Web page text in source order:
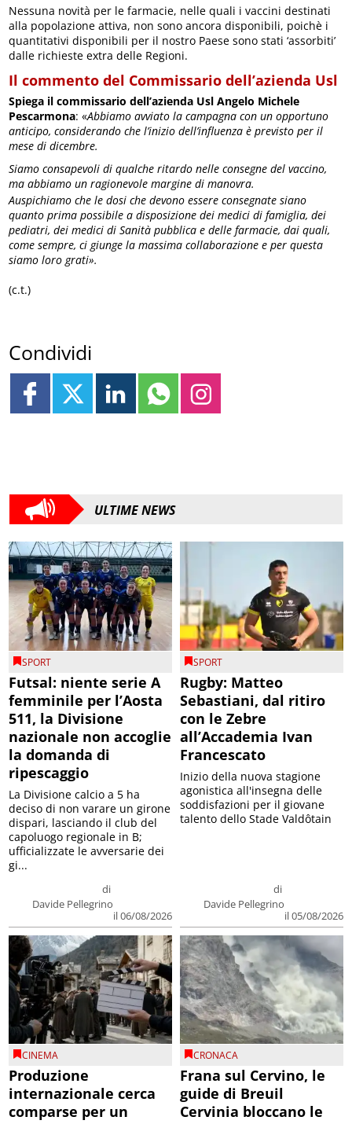
Nessuna novità per le farmacie, nelle quali i vaccini destinati
alla popolazione attiva, non sono ancora disponibili, poichè i
quantitativi disponibili per il nostro Paese sono stati ‘assorbiti’
dalle richieste extra delle Regioni.
Il commento del Commissario dell’azienda Usl
Spiega il commissario dell’azienda Usl Angelo Michele
Pescarmona: «Abbiamo avviato la campagna con un opportuno
anticipo, considerando che l’inizio dell’influenza è previsto per il
mese di dicembre.
Siamo consapevoli di qualche ritardo nelle consegne del vaccino,
ma abbiamo un ragionevole margine di manovra.
Auspichiamo che le dosi che devono essere consegnate siano
quanto prima possibile a disposizione dei medici di famiglia, dei
pediatri, dei medici di Sanità pubblica e delle farmacie, dai quali,
come sempre, ci giunge la massima collaborazione e per questa
siamo loro grati».
(c.t.)
Condividi
ULTIME NEWS
SPORT
Futsal: niente serie A
femminile per l’Aosta
511, la Divisione
nazionale non accoglie
la domanda di
ripescaggio
di
Davide Pellegrino
il 06/08/2026
La Divisione calcio a 5 ha
deciso di non varare un girone
dispari, lasciando il club del
capoluogo regionale in B;
ufficializzate le avversarie dei
gi...
SPORT
Rugby: Matteo
Sebastiani, dal ritiro
con le Zebre
all’Accademia Ivan
Francescato
di
Davide Pellegrino
il 05/08/2026
Inizio della nuova stagione
agonistica all'insegna delle
soddisfazioni per il giovane
talento dello Stade Valdôtain
CINEMA
Produzione
internazionale cerca
comparse per un
CRONACA
Frana sul Cervino, le
guide di Breuil
Cervinia bloccano le